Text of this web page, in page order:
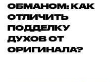
ОБМАНОМ: КАК
ОТЛИЧИТЬ
ПОДДЕЛКУ
ДУХОВ ОТ
ОРИГИНАЛА?